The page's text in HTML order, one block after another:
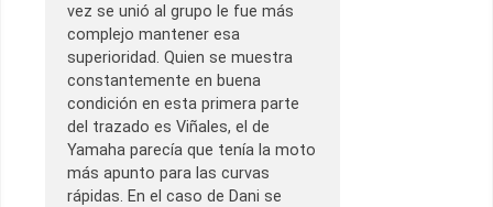
vez se unió al grupo le fue más
complejo mantener esa
superioridad. Quien se muestra
constantemente en buena
condición en esta primera parte
del trazado es Viñales, el de
Yamaha parecía que tenía la moto
más apunto para las curvas
rápidas. En el caso de Dani se